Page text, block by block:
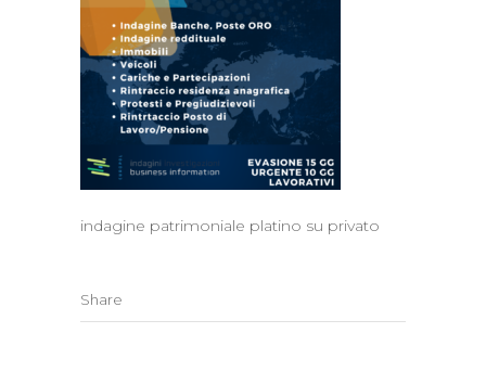
indagine patrimoniale platino su privato
Share